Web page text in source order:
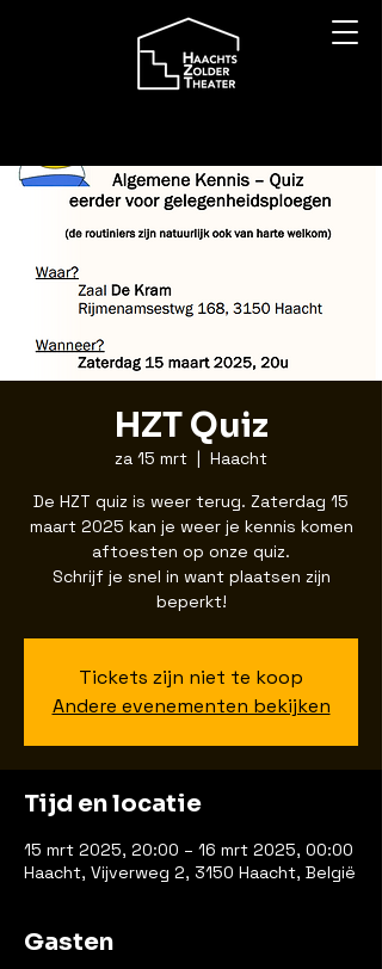
HZT Quiz
za 15 mrt
  |
Haacht
De HZT quiz is weer terug. Zaterdag 15
maart 2025 kan je weer je kennis komen
aftoesten op onze quiz.
Schrijf je snel in want plaatsen zijn
beperkt!
Tickets zijn niet te koop
Andere evenementen bekijken
Tijd en locatie
15 mrt 2025, 20:00 – 16 mrt 2025, 00:00
Haacht, Vijverweg 2, 3150 Haacht, België
Gasten